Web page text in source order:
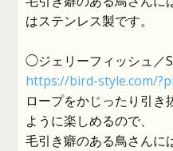
はステンレス製です。
◯ジェリーフィッシュ／
https://bird-style.com/
ロープをかじったり引
ように楽しめるので、
毛引き癖のある鳥さんに